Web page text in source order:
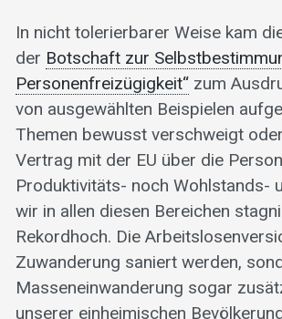
In nicht tolerierbarer Weise kam
der Botschaft zur
Personenfreizügigkeit“ zum
von ausgewählten Beispielen
Themen bewusst verschweigt
Vertrag mit der EU über die
Produktivitäts- noch Wohlstands-
wir in allen diesen Bereichen
Rekordhoch. Die
Zuwanderung saniert werden,
Masseneinwanderung sogar
unserer einheimischen